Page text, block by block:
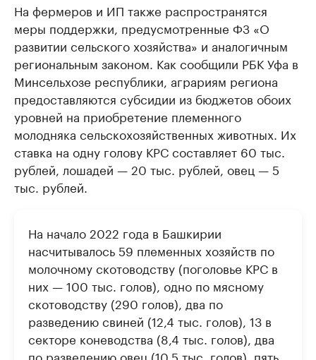
На фермеров и ИП также распространятся
меры поддержки, предусмотренные ФЗ «О
развитии сельского хозяйства» и аналогичным
региональным законом. Как сообщили РБК Уфа в
Минсельхозе республики, аграриям региона
предоставляются субсидии из бюджетов обоих
уровней на приобретение племенного
молодняка сельскохозяйственных животных. Их
ставка на одну голову КРС составляет 60 тыс.
рублей, лошадей — 20 тыс. рублей, овец — 5
тыс. рублей.
На начало 2022 года в Башкирии
насчитывалось 59 племенных хозяйств по
молочному скотоводству (поголовье КРС в
них — 100 тыс. голов), одно по мясному
скотоводству (290 голов), два по
разведению свиней (12,4 тыс. голов), 13 в
секторе коневодства (8,4 тыс. голов), два
по разведению овец (10,5 тыс. голов), пять